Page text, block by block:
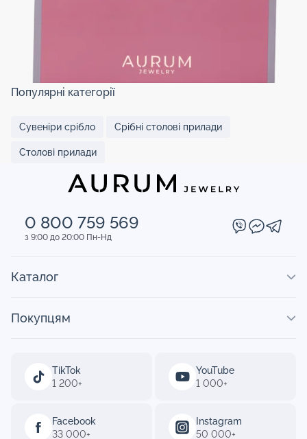
Популярні категорії
Сувеніри срібло Срібні столові прилади
Столові прилади
0 800 759 569
з 9:00 до 20:00 Пн-Нд
TikTok
1 200+
YouTube
1 000+
Facebook
33 000+
Instagram
50 000+
Каталог
Покупцям